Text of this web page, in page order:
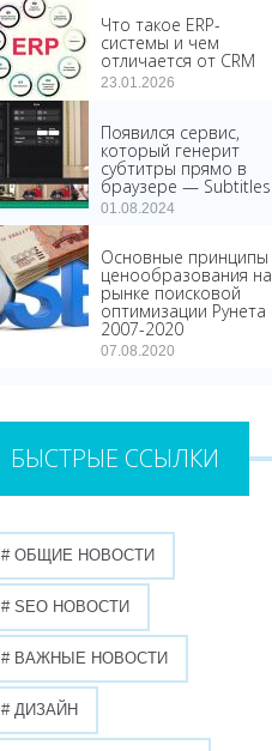
Что такое ERP-
системы и чем
отличается от CRM
23.01.2026
Появился сервис,
который генерит
субтитры прямо в
браузере — Subtitles
01.08.2024
Основные принципы
ценообразования на
рынке поисковой
оптимизации Рунета
2007-2020
07.08.2020
БЫСТРЫЕ ССЫЛКИ
# ОБЩИЕ НОВОСТИ
# SEO НОВОСТИ
# ВАЖНЫЕ НОВОСТИ
# ДИЗАЙН